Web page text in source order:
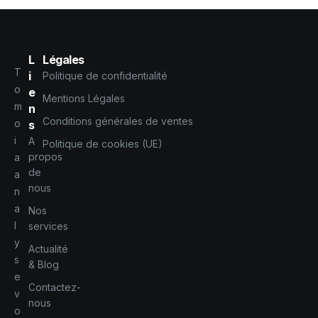
T
o
m
o
i
a
a
n
a
l
y
s
e
v
o
L
i
e
n
s
A
propos
de
nous
Nos
services
Actualité
& Blog
Contactez-
nous
Légales
Politique de confidentialité
Mentions Légales
Conditions générales de ventes
Politique de cookies (UE)